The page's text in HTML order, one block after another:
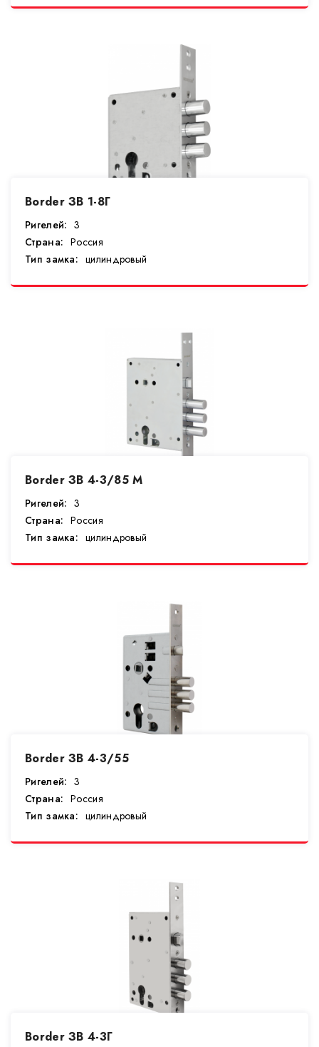
Border ЗВ 1-8Г
Ригелей: 3
Страна: Россия
Тип замка: цилиндровый
Border ЗВ 4-3/85 М
Ригелей: 3
Страна: Россия
Тип замка: цилиндровый
Border ЗВ 4-3/55
Ригелей: 3
Страна: Россия
Тип замка: цилиндровый
Border ЗВ 4-3Г